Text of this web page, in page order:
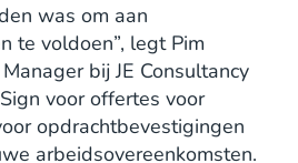
was om aan
te voldoen”, legt Pim
bij JE Consultancy
voor offertes voor
opdrachtbevestigingen
arbeidsovereenkomsten.